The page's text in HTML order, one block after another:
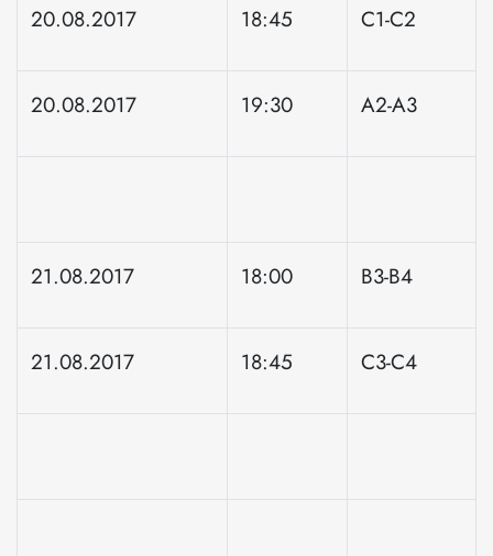
20.08.2017 18:45 C1-C2
20.08.2017 19:30 A2-A3
21.08.2017 18:00 B3-B4
21.08.2017 18:45 C3-C4